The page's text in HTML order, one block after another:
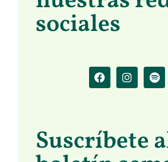
sociales
Suscríbete